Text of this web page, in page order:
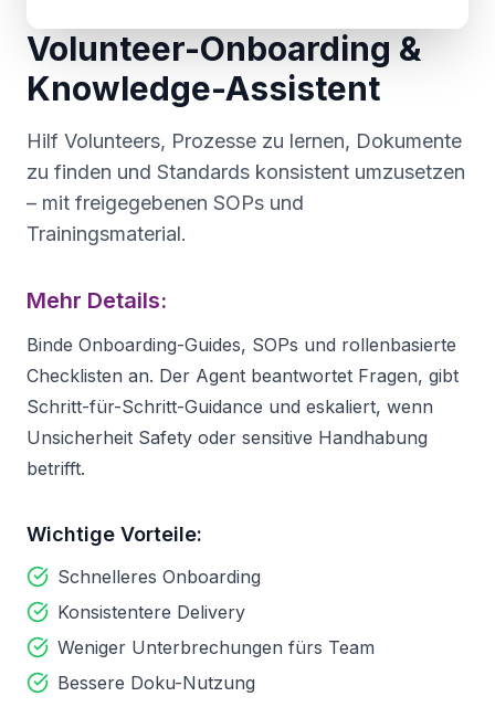
Volunteer-Onboarding &
Knowledge-Assistent
Hilf Volunteers, Prozesse zu lernen, Dokumente
zu finden und Standards konsistent umzusetzen
– mit freigegebenen SOPs und
Trainingsmaterial.
Mehr Details:
Binde Onboarding-Guides, SOPs und rollenbasierte
Checklisten an. Der Agent beantwortet Fragen, gibt
Schritt-für-Schritt-Guidance und eskaliert, wenn
Unsicherheit Safety oder sensitive Handhabung
betrifft.
Wichtige Vorteile:
Schnelleres Onboarding
Konsistentere Delivery
Weniger Unterbrechungen fürs Team
Bessere Doku-Nutzung